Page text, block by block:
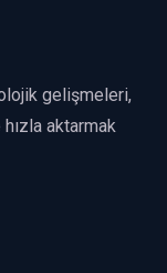
gelişmeleri,
aktarmak